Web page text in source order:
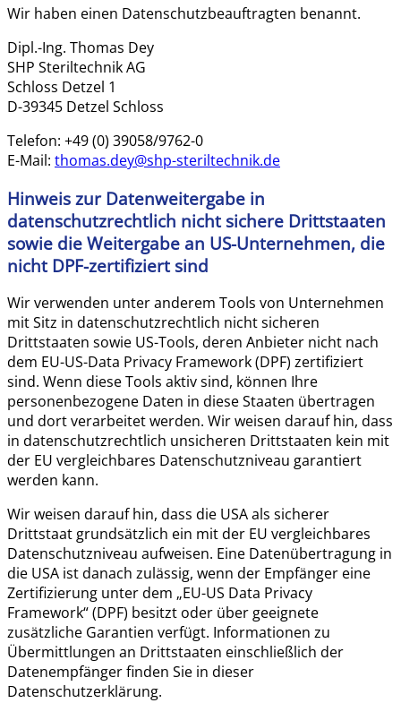
Wir haben einen Datenschutzbeauftragten benannt.
Dipl.-Ing. Thomas Dey
SHP Steriltechnik AG
Schloss Detzel 1
D-39345 Detzel Schloss
Telefon: +49 (0) 39058/9762-0
E-Mail: thomas.dey@shp-steriltechnik.de
Hinweis zur Datenweitergabe in
datenschutzrechtlich nicht sichere Drittstaaten
sowie die Weitergabe an US-Unternehmen, die
nicht DPF-zertifiziert sind
Wir verwenden unter anderem Tools von Unternehmen
mit Sitz in datenschutzrechtlich nicht sicheren
Drittstaaten sowie US-Tools, deren Anbieter nicht nach
dem EU-US-Data Privacy Framework (DPF) zertifiziert
sind. Wenn diese Tools aktiv sind, können Ihre
personenbezogene Daten in diese Staaten übertragen
und dort verarbeitet werden. Wir weisen darauf hin, dass
in datenschutzrechtlich unsicheren Drittstaaten kein mit
der EU vergleichbares Datenschutzniveau garantiert
werden kann.
Wir weisen darauf hin, dass die USA als sicherer
Drittstaat grundsätzlich ein mit der EU vergleichbares
Datenschutzniveau aufweisen. Eine Datenübertragung in
die USA ist danach zulässig, wenn der Empfänger eine
Zertifizierung unter dem „EU-US Data Privacy
Framework“ (DPF) besitzt oder über geeignete
zusätzliche Garantien verfügt. Informationen zu
Übermittlungen an Drittstaaten einschließlich der
Datenempfänger finden Sie in dieser
Datenschutzerklärung.